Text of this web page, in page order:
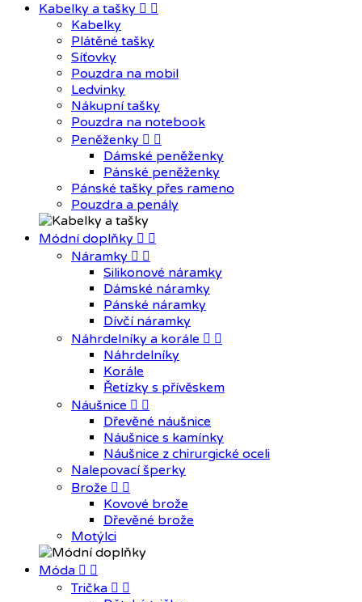
Kabelky a tašky  
Kabelky
Plátěné tašky
Síťovky
Pouzdra na mobil
Ledvinky
Nákupní tašky
Pouzdra na notebook
Peněženky  
Dámské peněženky
Pánské peněženky
Pánské tašky přes rameno
Pouzdra a penály
Módní doplňky  
Náramky  
Silikonové náramky
Dámské náramky
Pánské náramky
Dívčí náramky
Náhrdelníky a korále  
Náhrdelníky
Korále
Řetízky s přívěskem
Náušnice  
Dřevěné náušnice
Náušnice s kamínky
Náušnice z chirurgické oceli
Nalepovací šperky
Brože  
Kovové brože
Dřevěné brože
Motýlci
Móda  
Trička  